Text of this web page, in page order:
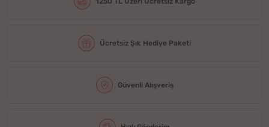
Ücretsiz Şık Hediye Paketi
Güvenli Alışveriş